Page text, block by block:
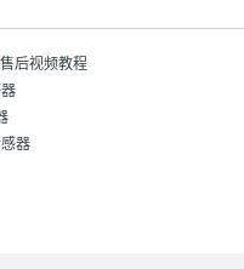
售后视频教程
器